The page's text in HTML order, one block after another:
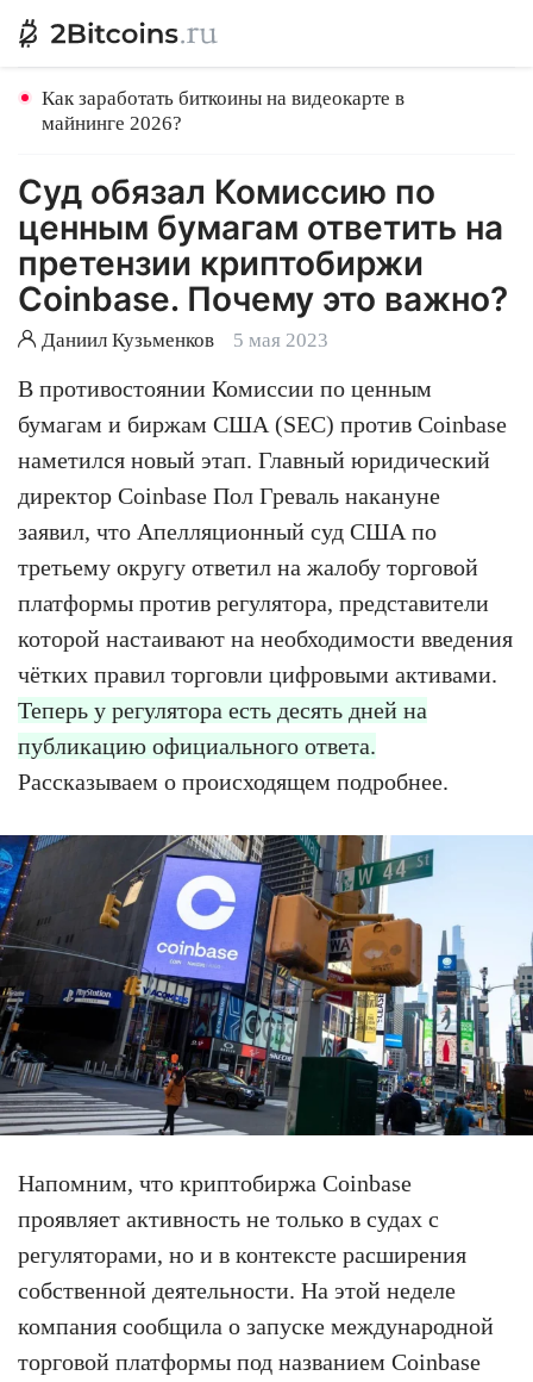
Как заработать биткоины на видеокарте в
майнинге 2026?
Суд обязал Комиссию по
ценным бумагам ответить на
претензии криптобиржи
Coinbase. Почему это важно?
Даниил Кузьменков 5 мая 2023
В противостоянии Комиссии по ценным
бумагам и биржам США (SEC) против Coinbase
наметился новый этап. Главный юридический
директор Coinbase Пол Греваль накануне
заявил, что Апелляционный суд США по
третьему округу ответил на жалобу торговой
платформы против регулятора, представители
которой настаивают на необходимости введения
чётких правил торговли цифровыми активами.
Теперь у регулятора есть десять дней на
публикацию официального ответа.
Рассказываем о происходящем подробнее.
Напомним, что криптобиржа Coinbase
проявляет активность не только в судах с
регуляторами, но и в контексте расширения
собственной деятельности. На этой неделе
компания сообщила о запуске международной
торговой платформы под названием Coinbase